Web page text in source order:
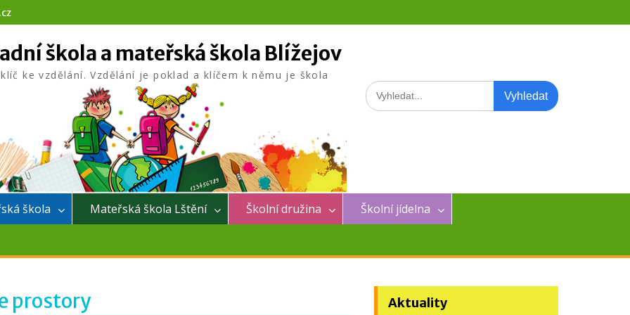
škola a mateřská škola Blížejov
ke vzdělání. Vzdělání je poklad a klíčem k němu je škola
Search
for:
škola Mateřská škola Lštění Školní družina
Školní jídelna
prostory Aktuality